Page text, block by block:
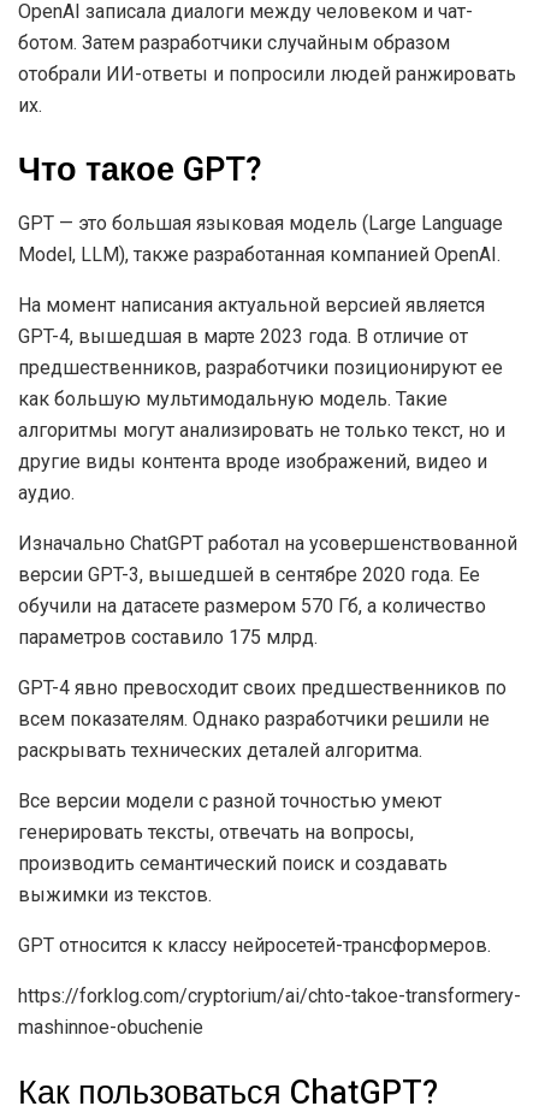
OpenAI записала диалоги между человеком и чат-
ботом. Затем разработчики случайным образом
отобрали ИИ-ответы и попросили людей ранжировать
их.
Что такое GPT?
GPT — это большая языковая модель (Large Language
Model, LLM), также разработанная компанией OpenAI.
На момент написания актуальной версией является
GPT-4, вышедшая в марте 2023 года. В отличие от
предшественников, разработчики позиционируют ее
как большую мультимодальную модель. Такие
алгоритмы могут анализировать не только текст, но и
другие виды контента вроде изображений, видео и
аудио.
Изначально ChatGPT работал на усовершенствованной
версии GPT-3, вышедшей в сентябре 2020 года. Ее
обучили на датасете размером 570 Гб, а количество
параметров составило 175 млрд.
GPT-4 явно превосходит своих предшественников по
всем показателям. Однако разработчики решили не
раскрывать технических деталей алгоритма.
Все версии модели с разной точностью умеют
генерировать тексты, отвечать на вопросы,
производить семантический поиск и создавать
выжимки из текстов.
GPT относится к классу нейросетей-трансформеров.
https://forklog.com/cryptorium/ai/chto-takoe-transformery-
mashinnoe-obuchenie
Как пользоваться ChatGPT?